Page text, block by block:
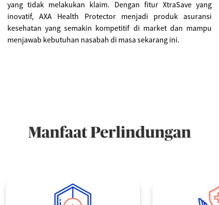
yang tidak melakukan klaim. Dengan fitur XtraSave yang
inovatif, AXA Health Protector menjadi produk asuransi
kesehatan yang semakin kompetitif di market dan mampu
menjawab kebutuhan nasabah di masa sekarang ini.
Manfaat Perlindungan